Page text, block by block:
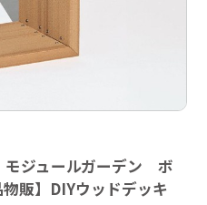
ジュールガーデン ボ
販】DIYウッドデッキ